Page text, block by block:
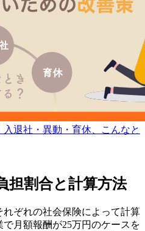
退社・異動・育休、こんなと
担割合と計算方法
ぞれの社会保険によって計算
月額報酬が25万円のケースを